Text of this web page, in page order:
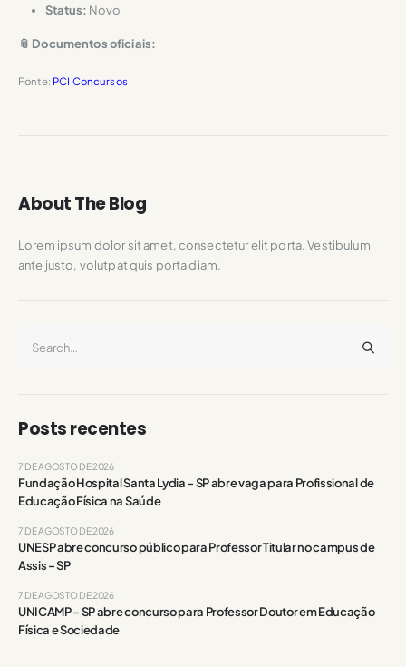
Status: Novo
📎 Documentos oficiais:
Fonte: PCI Concursos
About The Blog
Lorem ipsum dolor sit amet, consectetur elit porta. Vestibulum
ante justo, volutpat quis porta diam.
Posts recentes
Fundação Hospital Santa Lydia – SP abre vaga para Profissional de
Educação Física na Saúde
7 DE AGOSTO DE 2026
UNESP abre concurso público para Professor Titular no campus de
Assis – SP
7 DE AGOSTO DE 2026
UNICAMP – SP abre concurso para Professor Doutor em Educação
Física e Sociedade
7 DE AGOSTO DE 2026